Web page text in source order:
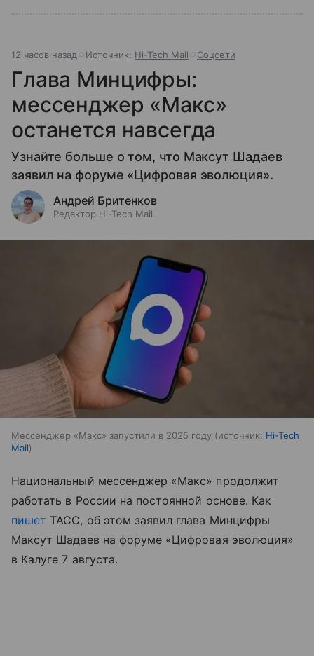
12 часов назад Источник: Hi-Tech Mail Соцсети
Глава Минцифры:
мессенджер «Макс»
останется навсегда
Узнайте больше о том, что Максут Шадаев
заявил на форуме «Цифровая эволюция».
Андрей Бритенков
Редактор Hi-Tech Mail
Мессенджер «Макс» запустили в 2025 году источник: Hi-Tech
Mail
Национальный мессенджер «Макс» продолжит
работать в России на постоянной основе. Как
пишет ТАСС, об этом заявил глава Минцифры
Максут Шадаев на форуме «Цифровая эволюция»
в Калуге 7 августа.